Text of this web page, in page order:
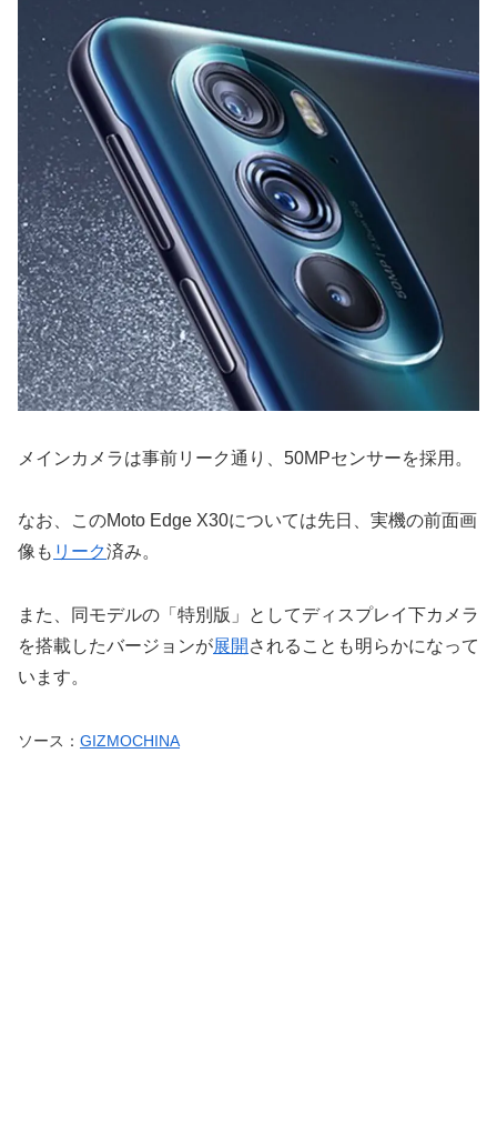
メインカメラは事前リーク通り、50MPセンサーを採用。
なお、このMoto Edge X30については先日、実機の前面画
像も リーク済み。
また、同モデルの「特別版」としてディスプレイ下カメラ
を搭載したバージョンが展開 されることも明らかになって
います。
ソース： GIZMOCHINA